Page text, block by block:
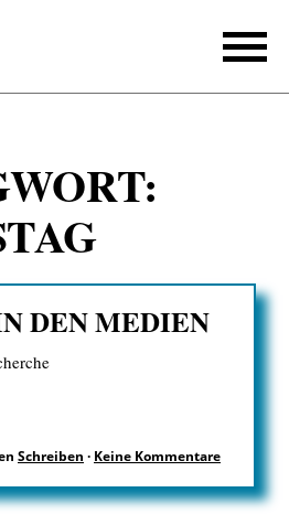
mich
DEN MEDIEN
Schreiben · Keine Kommentare